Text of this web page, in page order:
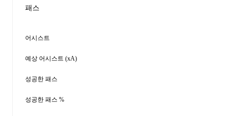
패스
어시스트
예상 어시스트 (xA)
성공한 패스
성공한 패스 %